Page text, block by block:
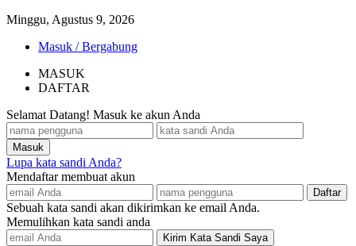
Minggu, Agustus 9, 2026
Masuk / Bergabung
MASUK
DAFTAR
Selamat Datang! Masuk ke akun Anda
Lupa kata sandi Anda?
Mendaftar membuat akun
Sebuah kata sandi akan dikirimkan ke email Anda.
Memulihkan kata sandi anda